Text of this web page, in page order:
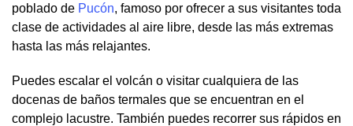
poblado de Pucón, famoso por ofrecer a sus visitantes toda
clase de actividades al aire libre, desde las más extremas
hasta las más relajantes.
Puedes escalar el volcán o visitar cualquiera de las
docenas de baños termales que se encuentran en el
complejo lacustre. También puedes recorrer sus rápidos en